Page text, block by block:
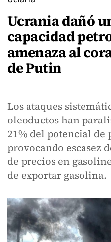
Ucrania dañó
capacidad
amenaza al
de Putin
Los ataques
oleoductos han
21% del potencial de
provocando escasez
de precios en
de exportar gasolina.